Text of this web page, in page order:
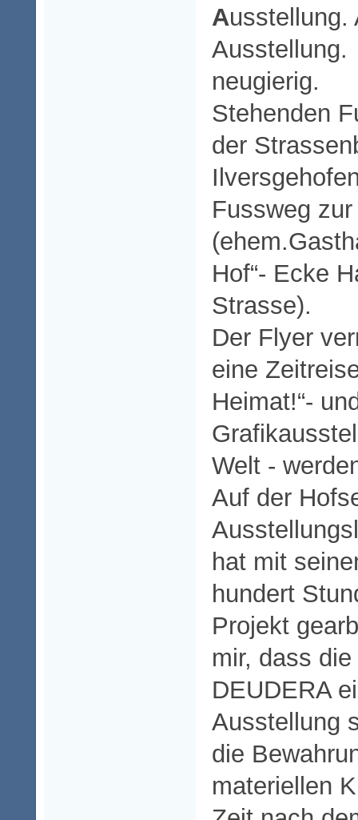
A
neugierig.
Stehenden
der
Fussweg
Hof“- Ecke
Strasse).
Der Flyer
eine
Heimat!“-
Welt -
Auf der
hat mit
hundert
Projekt
mir, dass
DEUDERA
Ausstellung
die
materiellen